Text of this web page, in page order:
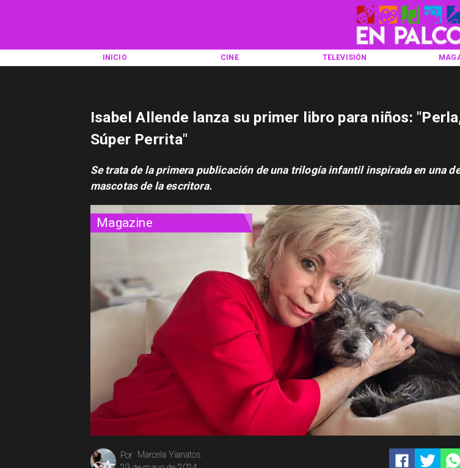
INICIO CINE TELEVISIÓN
Magazine
Marcela Yianatos
Por
Isabel Allende lanza su primer libro para niños:
Súper Perrita"
Se trata de la primera publicación de una trilogía infantil inspirada en una
mascotas de la escritora.